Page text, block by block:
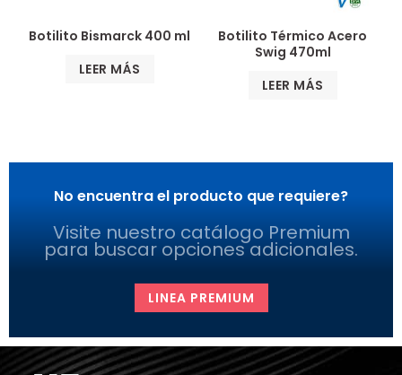
Botilito Bismarck 400 ml
LEER MÁS
Botilito Térmico Acero
Swig 470ml
LEER MÁS
No encuentra el producto que requiere?
Visite nuestro catálogo Premium
para buscar opciones adicionales.
LINEA PREMIUM